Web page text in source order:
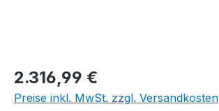
Regulärer Preis:
2.316,99 €
Preise inkl. MwSt. zzgl. Versandkosten